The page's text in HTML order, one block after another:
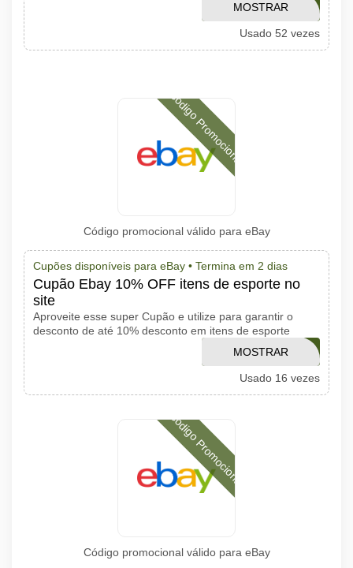
PICKFAST
MOSTRAR
CÓDIGO
Usado 52 vezes
Código Promocional
Código promocional válido para eBay
Cupões disponíveis para eBay • Termina em 2 dias
Cupão Ebay 10% OFF itens de esporte no
site
Aproveite esse super Cupão e utilize para garantir o
desconto de até 10% desconto em itens de esporte
PERFECTGAME
MOSTRAR
CÓDIGO
Usado 16 vezes
Código Promocional
Código promocional válido para eBay